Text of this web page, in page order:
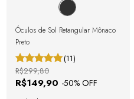
Óculos de Sol Retangular Mônaco
Preto
(11)
R$149,90 -50% OFF
R$299,80